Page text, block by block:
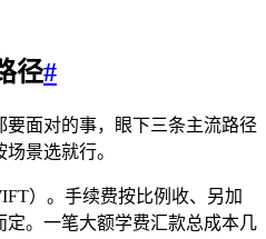
径#
要面对的事，眼下三条主流路径
景选就行。
）。手续费按比例收、另加
定。一笔大额学费汇款总成本几